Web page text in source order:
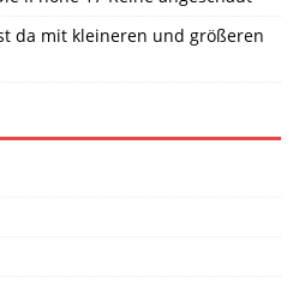
da mit kleineren und größeren